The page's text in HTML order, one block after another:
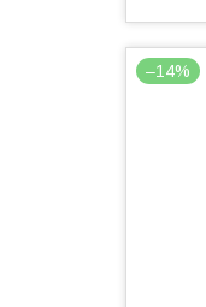
–14%